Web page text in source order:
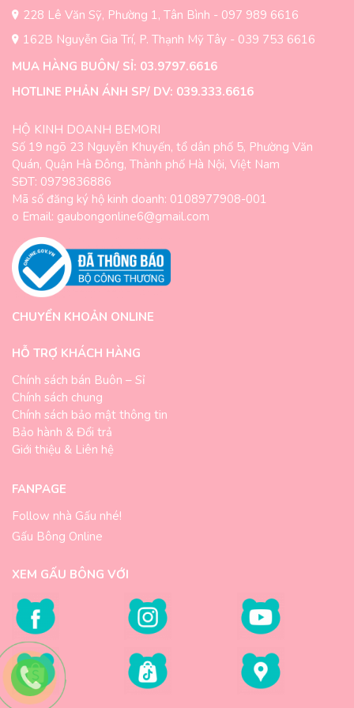
228 Lê Văn Sỹ, Phường 1, Tân Bình - 097 989 6616
162B Nguyễn Gia Trí, P. Thạnh Mỹ Tây - 039 753 6616
MUA HÀNG BUÔN/ SỈ: 03.9797.6616
HOTLINE PHẢN ÁNH SP/ DV: 039.333.6616
HỘ KINH DOANH BEMORI
Số 19 ngõ 23 Nguyễn Khuyến, tổ dân phố 5, Phường Văn
Quán, Quận Hà Đông, Thành phố Hà Nội, Việt Nam
SĐT: 0979836886
Mã số đăng ký hộ kinh doanh: 0108977908-001
o Email: gaubongonline6@gmail.com
CHUYỂN KHOẢN ONLINE
HỖ TRỢ KHÁCH HÀNG
Chính sách bán Buôn – Sỉ
Chính sách chung
Chính sách bảo mật thông tin
Bảo hành & Đổi trả
Giới thiệu & Liên hệ
FANPAGE
Follow nhà Gấu nhé!
Gấu Bông Online
XEM GẤU BÔNG VỚI